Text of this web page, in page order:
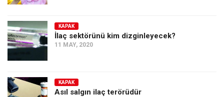
KAPAK
İlaç sektörünü kim dizginleyecek?
11 MAY, 2020
KAPAK
Asıl salgın ilaç terörüdür